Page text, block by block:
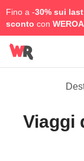
Fino a -30% sui
sconto con
Viaggi